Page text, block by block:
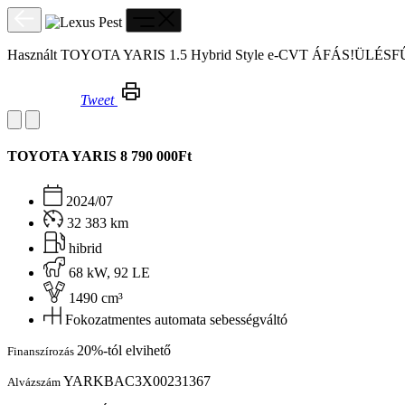
Használt TOYOTA YARIS 1.5 Hybrid Style e-CVT
Tweet
TOYOTA YARIS 8 790 000Ft
2024/07
32 383 km
hibrid
68 kW, 92 LE
1490 cm³
Fokozatmentes automata sebességváltó
Finanszírozás 20%-tól elvihető
Alvázszám YARKBAC3X00231367